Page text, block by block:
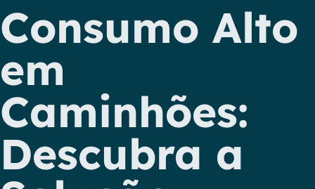
Consumo Alto
em
Caminhões:
Descubra a